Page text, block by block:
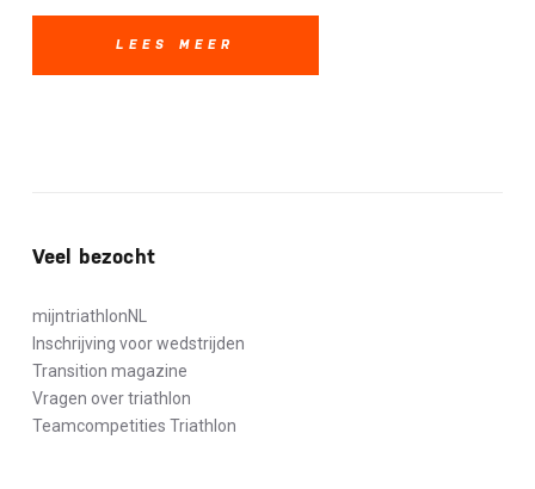
LEES MEER
Veel bezocht
mijntriathlonNL
Inschrijving voor wedstrijden
Transition magazine
Vragen over triathlon
Teamcompetities Triathlon